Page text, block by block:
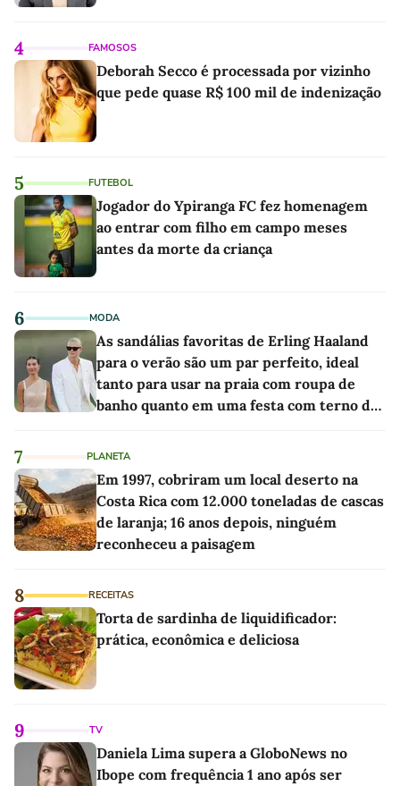
4 FAMOSOS
Deborah Secco é processada por vizinho
que pede quase R$ 100 mil de indenização
5 FUTEBOL
Jogador do Ypiranga FC fez homenagem
ao entrar com filho em campo meses
antes da morte da criança
6 MODA
As sandálias favoritas de Erling Haaland
para o verão são um par perfeito, ideal
tanto para usar na praia com roupa de
banho quanto em uma festa com terno de
7 PLANETA
Em 1997, cobriram um local deserto na
Costa Rica com 12.000 toneladas de cascas
de laranja; 16 anos depois, ninguém
reconheceu a paisagem
8 RECEITAS
Torta de sardinha de liquidificador:
prática, econômica e deliciosa
9 TV
Daniela Lima supera a GloboNews no
Ibope com frequência 1 ano após ser